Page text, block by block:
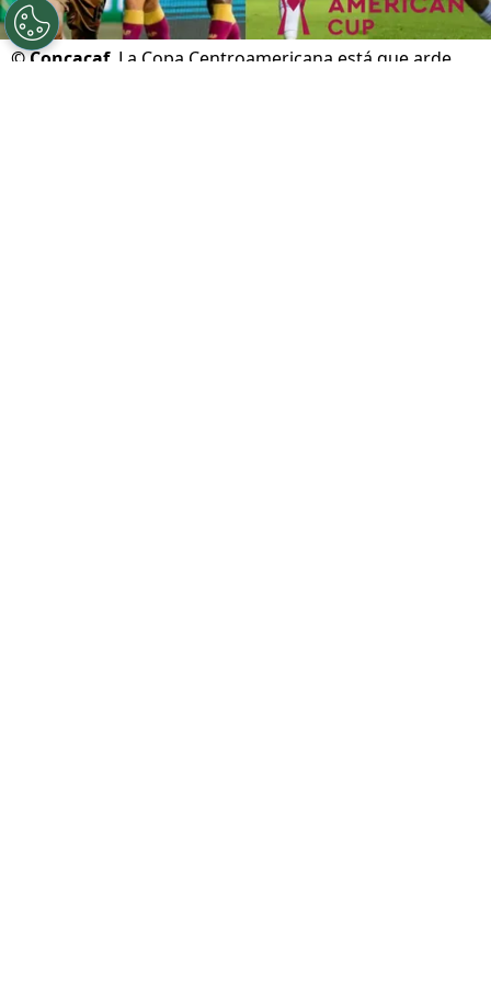
©Concacaf La Copa Centroamericana está que arde.